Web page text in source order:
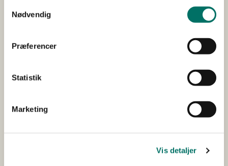
Nødvendig
Præferencer
Statistik
Marketing
Vis detaljer
Fødevarestyrelsen 2024 med resultaterne af
kvægbesætninger, som blev sanktioneret, er
faldet fra 40,6 procent i 2022 til 30,9 procent i
For grisebesætninger er sanktionstallet 30,3
2023 havde rettet op på overtrædelserne